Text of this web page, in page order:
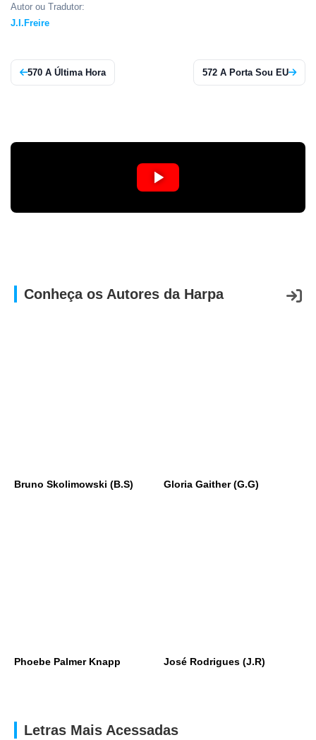
MINI
DOC
DA
Autor ou Tradutor:
J.I.Freire
570 A Última Hora 572 A Porta Sou EU
Conheça os Autores da Harpa
Bruno Skolimowski (B.S) Gloria Gaither (G.G)
Phoebe Palmer Knapp José Rodrigues (J.R)
Letras Mais Acessadas